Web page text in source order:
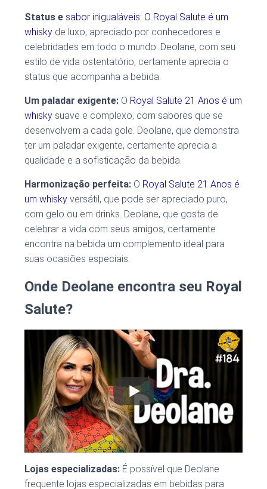
Status e sabor inigualáveis: O Royal Salute é um
whisky de luxo, apreciado por conhecedores e
celebridades em todo o mundo. Deolane, com seu
estilo de vida ostentatório, certamente aprecia o
status que acompanha a bebida.
Um paladar exigente: O Royal Salute 21 Anos é um
whisky suave e complexo, com sabores que se
desenvolvem a cada gole. Deolane, que demonstra
ter um paladar exigente, certamente aprecia a
qualidade e a sofisticação da bebida.
Harmonização perfeita: O Royal Salute 21 Anos é
um whisky versátil, que pode ser apreciado puro,
com gelo ou em drinks. Deolane, que gosta de
celebrar a vida com seus amigos, certamente
encontra na bebida um complemento ideal para
suas ocasiões especiais.
Onde Deolane encontra seu Royal
Salute?
Lojas especializadas: É possível que Deolane
frequente lojas especializadas em bebidas para